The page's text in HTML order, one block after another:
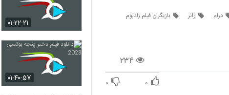
درام ژانر
بازیگران فیلم زادبوم
۲۳۴
۰ ۰
۰۱:۲۲:۲۱
۰۱:۴۰:۵۷